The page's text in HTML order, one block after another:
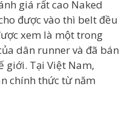
giá rất cao Naked
được vào thì belt đều
xem là một trong
dân runner và đã bán
giới. Tại Việt Nam,
chính thức từ năm